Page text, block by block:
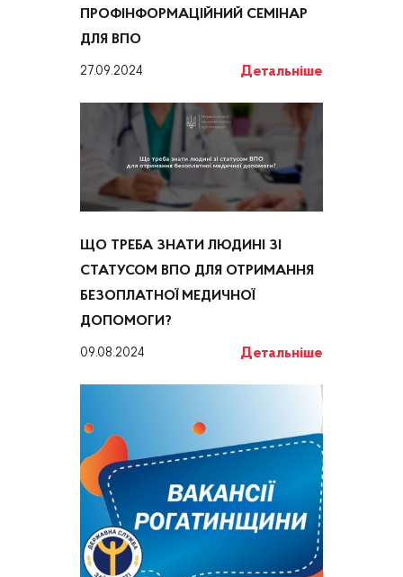
ПРОФІНФОРМАЦІЙНИЙ СЕМІНАР
ДЛЯ ВПО
27.09.2024 Детальніше
ЩО ТРЕБА ЗНАТИ ЛЮДИНІ ЗІ
СТАТУСОМ ВПО ДЛЯ ОТРИМАННЯ
БЕЗОПЛАТНОЇ МЕДИЧНОЇ
ДОПОМОГИ?
09.08.2024 Детальніше